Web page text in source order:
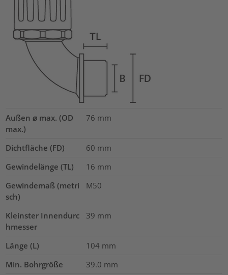
Außen ⌀ max. (OD
max.)
76 mm
Dichtfläche (FD) 60 mm
Gewindelänge (TL)
16 mm
Gewindemaß (metri
sch)
M50
Kleinster Innendurc
hmesser
39 mm
Länge (L) 104 mm
Min. Bohrgröße
39.0 mm